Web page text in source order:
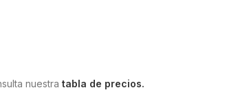
nuestra tabla de precios.